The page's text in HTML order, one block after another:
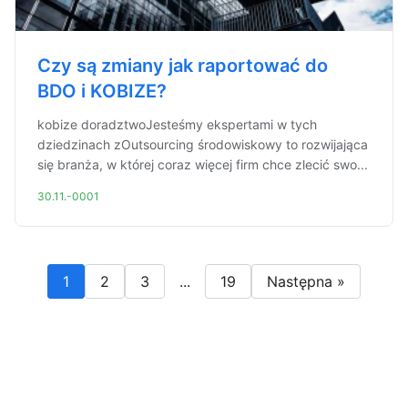
Czy są zmiany jak raportować do
BDO i KOBIZE?
kobize doradztwoJesteśmy ekspertami w tych
dziedzinach zOutsourcing środowiskowy to rozwijająca
się branża, w której coraz więcej firm chce zlecić swo...
30.11.-0001
1 2 3 ... 19 Następna »